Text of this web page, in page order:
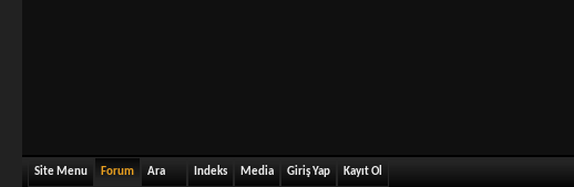
Site Menu Forum Ara Indeks Media Giriş Yap Kayıt Ol